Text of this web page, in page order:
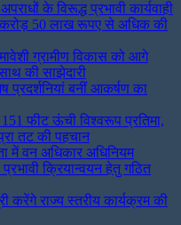
के विरूद्ध प्रभावी कार्यवाही
करोड़ 50 लाख रूपए से अधिक की
ग्रामीण विकास को आगे
की साझेदारी
प्रदर्शनियां बनीं आकर्षण का
फीट ऊंची विश्वरूप प्रतिमा,
तट की पहचान
में वन अधिकार अधिनियम
क्रियान्वयन हेतु गठित
करेंगे राज्य स्तरीय कार्यक्रम की